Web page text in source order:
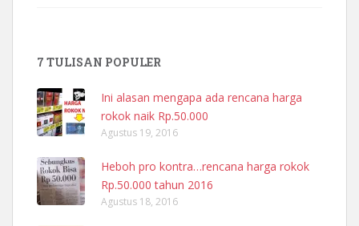
7 TULISAN POPULER
Ini alasan mengapa ada rencana harga
rokok naik Rp.50.000
Agustus 19, 2016
Heboh pro kontra…rencana harga rokok
Rp.50.000 tahun 2016
Agustus 18, 2016